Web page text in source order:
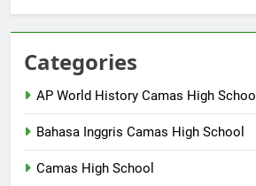
Categories
AP World History Camas High School
Bahasa Inggris Camas High School
Camas High School